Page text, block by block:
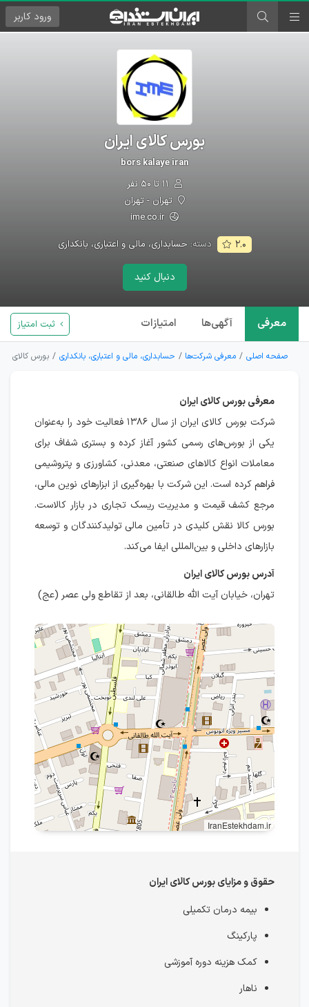
ورود کاربر
بورس کالای ایران
bors kalaye iran
تهران - تهران
ime.co.ir
۲.۰ دسته: حسابداری، مالی و اعتباری، بانکداری
دنبال کنید
معرفی آگهی‌ها امتیازات ثبت امتیاز
صفحه اصلی معرفی شرکت‌ها حسابداری، مالی و اعتباری، بانکداری بورس کالای
معرفی بورس کالای ایران
شرکت بورس کالای ایران از سال ۱۳۸۶ فعالیت خود را به‌عنوان
یکی از بورس‌های رسمی کشور آغاز کرده و بستری شفاف برای
معاملات انواع کالاهای صنعتی، معدنی، کشاورزی و پتروشیمی
فراهم کرده است. این شرکت با بهره‌گیری از ابزارهای نوین مالی،
مرجع کشف قیمت و مدیریت ریسک تجاری در بازار کالاست.
بورس کالا نقش کلیدی در تأمین مالی تولیدکنندگان و توسعه
بازارهای داخلی و بین‌المللی ایفا می‌کند.
آدرس بورس کالای ایران
تهران، خیابان آیت الله طالقانی، بعد از تقاطع ولی عصر (عج)
IranEstekhdam.ir
حقوق و مزایای بورس کالای ایران
بیمه درمان تکمیلی
پارکینگ
کمک هزینه دوره آموزشی
ناهار